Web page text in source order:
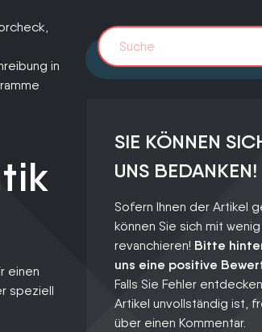
0241
Termin
in
einen
speziell
SIE KÖNNEN
UNS BEDANKEN!
Sofern Ihnen der Artikel
können Sie sich mit
revanchieren! Bitte
uns eine positive
Falls Sie Fehler
Artikel unvollständig ist,
über einen Kommentar.